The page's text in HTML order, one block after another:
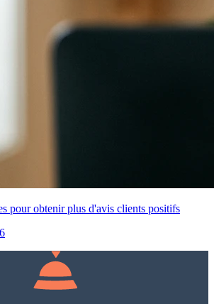
pour obtenir plus d'avis clients positifs